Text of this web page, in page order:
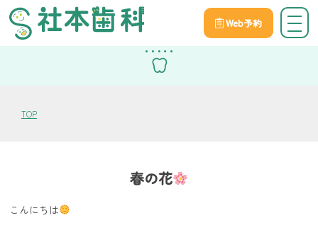
Web予約
スタッフブログ
TOP
春の花
こんにちは